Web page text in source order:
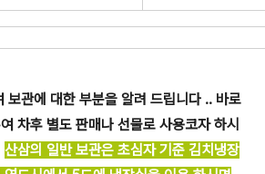
보관에 대한 부분을 알려 드립니다 .. 바로
차후 별도 판매나 선물로 사용코자 하시
산삼의 일반 보관은 초심자 기준 김치냉장